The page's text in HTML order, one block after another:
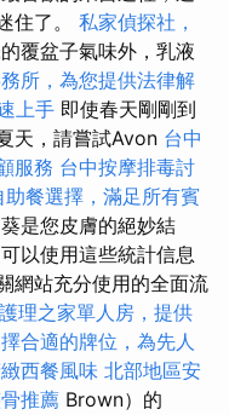
住了。 私家偵探社，
覆盆子氣味外，乳液
所，為您提供法律解
上手 即使春天剛剛到
天，請嘗試Avon 台中
服務 台中按摩排毒討
助餐選擇，滿足所有賓
是您皮膚的絕妙結
以使用這些統計信息
網站充分使用的全面流
護理之家單人房，提供
合適的牌位，為先人
西餐風味 北部地區安
推薦 Brown）的